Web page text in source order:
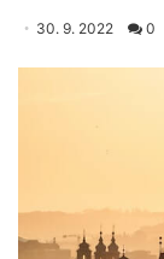
30. 9. 2022 0